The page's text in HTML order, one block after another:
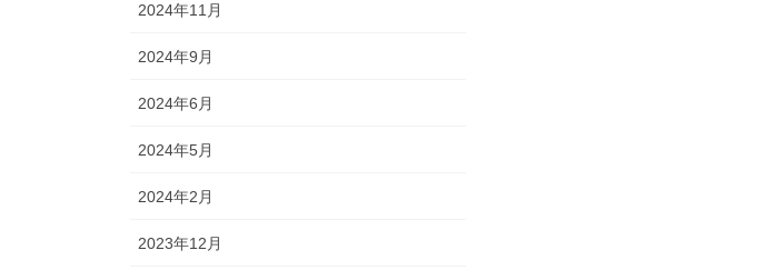
2024年11月
2024年9月
2024年6月
2024年5月
2024年2月
2023年12月